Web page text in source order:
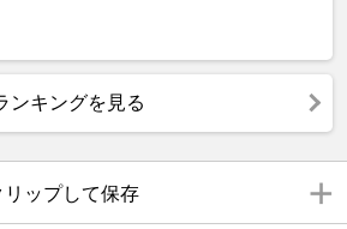
ンキングを見る
ップして保存